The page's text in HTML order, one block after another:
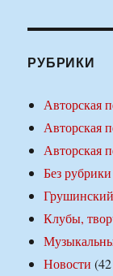
РУБРИКИ
Авторская
Авторская
Авторская
Без рубрики
Клубы,
Новости